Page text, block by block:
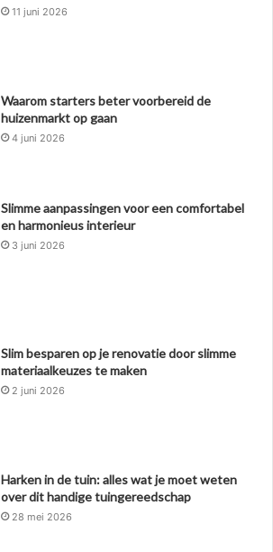
11 juni 2026
Waarom starters beter voorbereid de
huizenmarkt op gaan
4 juni 2026
Slimme aanpassingen voor een comfortabel
en harmonieus interieur
3 juni 2026
Slim besparen op je renovatie door slimme
materiaalkeuzes te maken
2 juni 2026
Harken in de tuin: alles wat je moet weten
over dit handige tuingereedschap
28 mei 2026